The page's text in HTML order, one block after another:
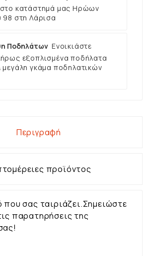
στο κατάστημά μας Ηρώων
98 στη Λάρισα
Ποδηλάτων Ενοικιάστε
εξοπλισμένα ποδήλατα
γκάμα ποδηλατικών
Περιγραφή
προϊόντος
που σας ταιριάζει.Σημειώστε
παρατηρήσεις της